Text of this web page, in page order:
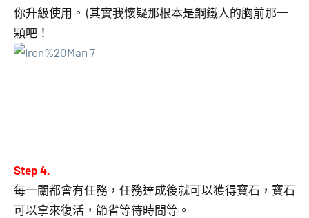
你升級使用。 (其實我懷疑那根本是鋼鐵人的胸前那一
顆吧！
Step 4.
每一關都會有任務，任務達成後就可以獲得寶石，寶石
可以拿來復活，節省等待時間等。